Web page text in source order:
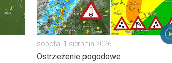
sobota, 1 sierpnia 2026
Ostrzeżenie pogodowe